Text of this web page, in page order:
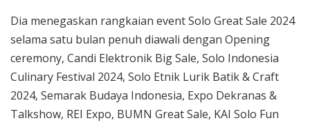
Dia menegaskan rangkaian event Solo Great Sale 2024
selama satu bulan penuh diawali dengan Opening
ceremony, Candi Elektronik Big Sale, Solo Indonesia
Culinary Festival 2024, Solo Etnik Lurik Batik & Craft
2024, Semarak Budaya Indonesia, Expo Dekranas &
Talkshow, REI Expo, BUMN Great Sale, KAI Solo Fun